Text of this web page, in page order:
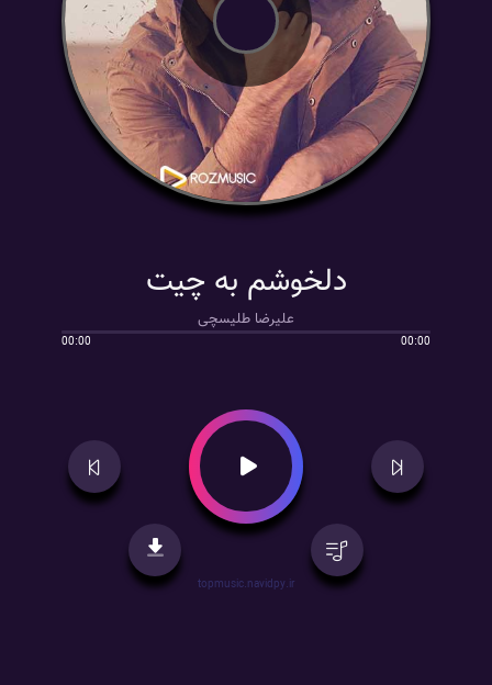
دلخوشم به چیت
علیرضا طلیسچی
00:00 00:00
topmusic.navidpy.ir